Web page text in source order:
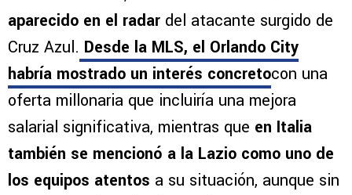
aparecido en el radar del atacante surgido de
Cruz Azul. Desde la MLS, el Orlando City
habría mostrado un interés concretocon una
oferta millonaria que incluiría una mejora
salarial significativa, mientras que en Italia
también se mencionó a la Lazio como uno de
los equipos atentos a su situación, aunque sin